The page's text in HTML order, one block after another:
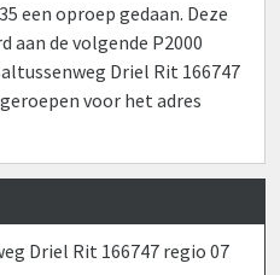
een oproep gedaan. Deze
aan de volgende P2000
Driel Rit 166747
voor het adres
Driel Rit 166747 regio 07